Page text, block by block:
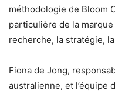
méthodologie de Bloom
particulière de la
recherche, la stratégie,
Fiona de Jong,
australienne, et l’équipe